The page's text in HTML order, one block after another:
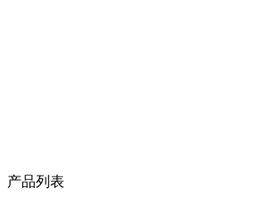
产品列表